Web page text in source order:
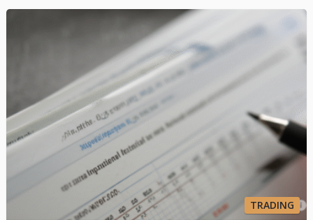
TRADING